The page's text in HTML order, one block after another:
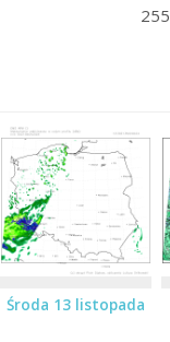
255
Środa 13 listopada